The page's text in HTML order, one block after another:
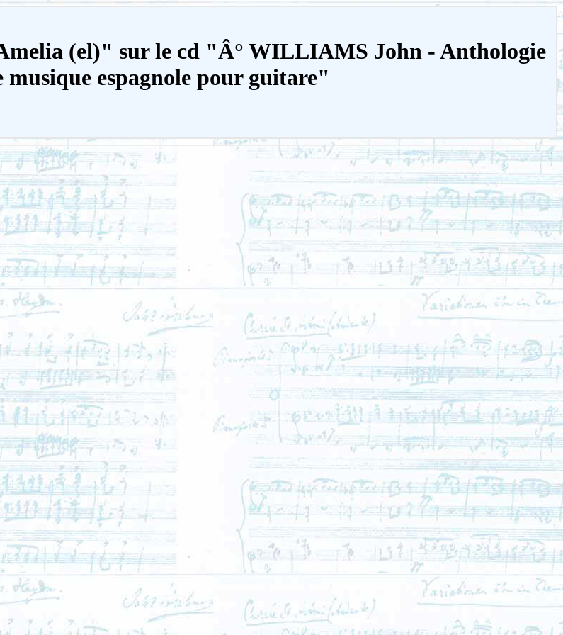
(el)" sur le cd "Â° WILLIAMS John - Anthologie
musique espagnole pour guitare"